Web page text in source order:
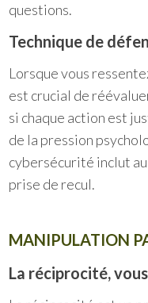
questions.
Technique de
Lorsque vous
est crucial de
si chaque action est
de la pression
cybersécurité inclut
prise de recul.
MANIPULATION
La réciprocité,